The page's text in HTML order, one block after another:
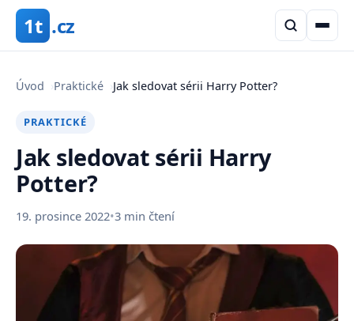
1t .cz
Úvod ›Praktické ›Jak sledovat sérii Harry Potter?
PRAKTICKÉ
Jak sledovat sérii Harry
Potter?
19. prosince 2022•3 min čtení